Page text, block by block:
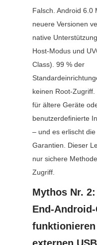
Falsch. Android 6.0
neuere Versionen
native
Host-Modus und
Class). 99 % der
keinen Root-
für ältere Geräte
benutzerdefinierte
– und es erlischt die
Garantien. Dieser
nur sichere
Zugriff.
Mythos Nr.
End-